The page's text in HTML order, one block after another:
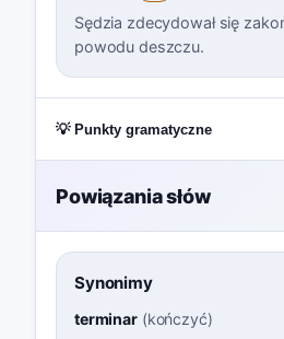
Sędzia zdecydował się
powodu deszczu.
💡 Punkty gramatyczne
Powiązania słów
Synonimy
terminar(kończyć)